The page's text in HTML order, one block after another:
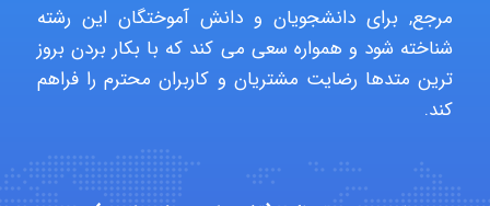
abolfazlkoshehe
abolfazlkoshehe
مرجع, برای دانشجویان و دانش آموختگان این رشته
شناخته شود و همواره سعی می کند که با بکار بردن بروز
ترین متدها رضایت مشتریان و کاربران محترم را فراهم
کند.